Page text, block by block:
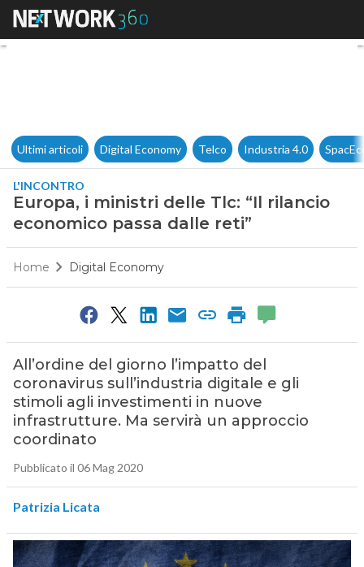
Europa, i ministri delle Tlc:
Ultimi articoli Digital Economy Telco Industria 4.0
L'INCONTRO
Europa, i ministri delle Tlc: “Il rilancio
economico passa dalle reti”
Home Digital Economy
All’ordine del giorno l’impatto del
coronavirus sull’industria digitale e gli
stimoli agli investimenti in nuove
infrastrutture. Ma servirà un approccio
coordinato
Pubblicato il 06 Mag 2020
Patrizia Licata